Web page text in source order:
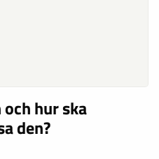
hur ska
den?